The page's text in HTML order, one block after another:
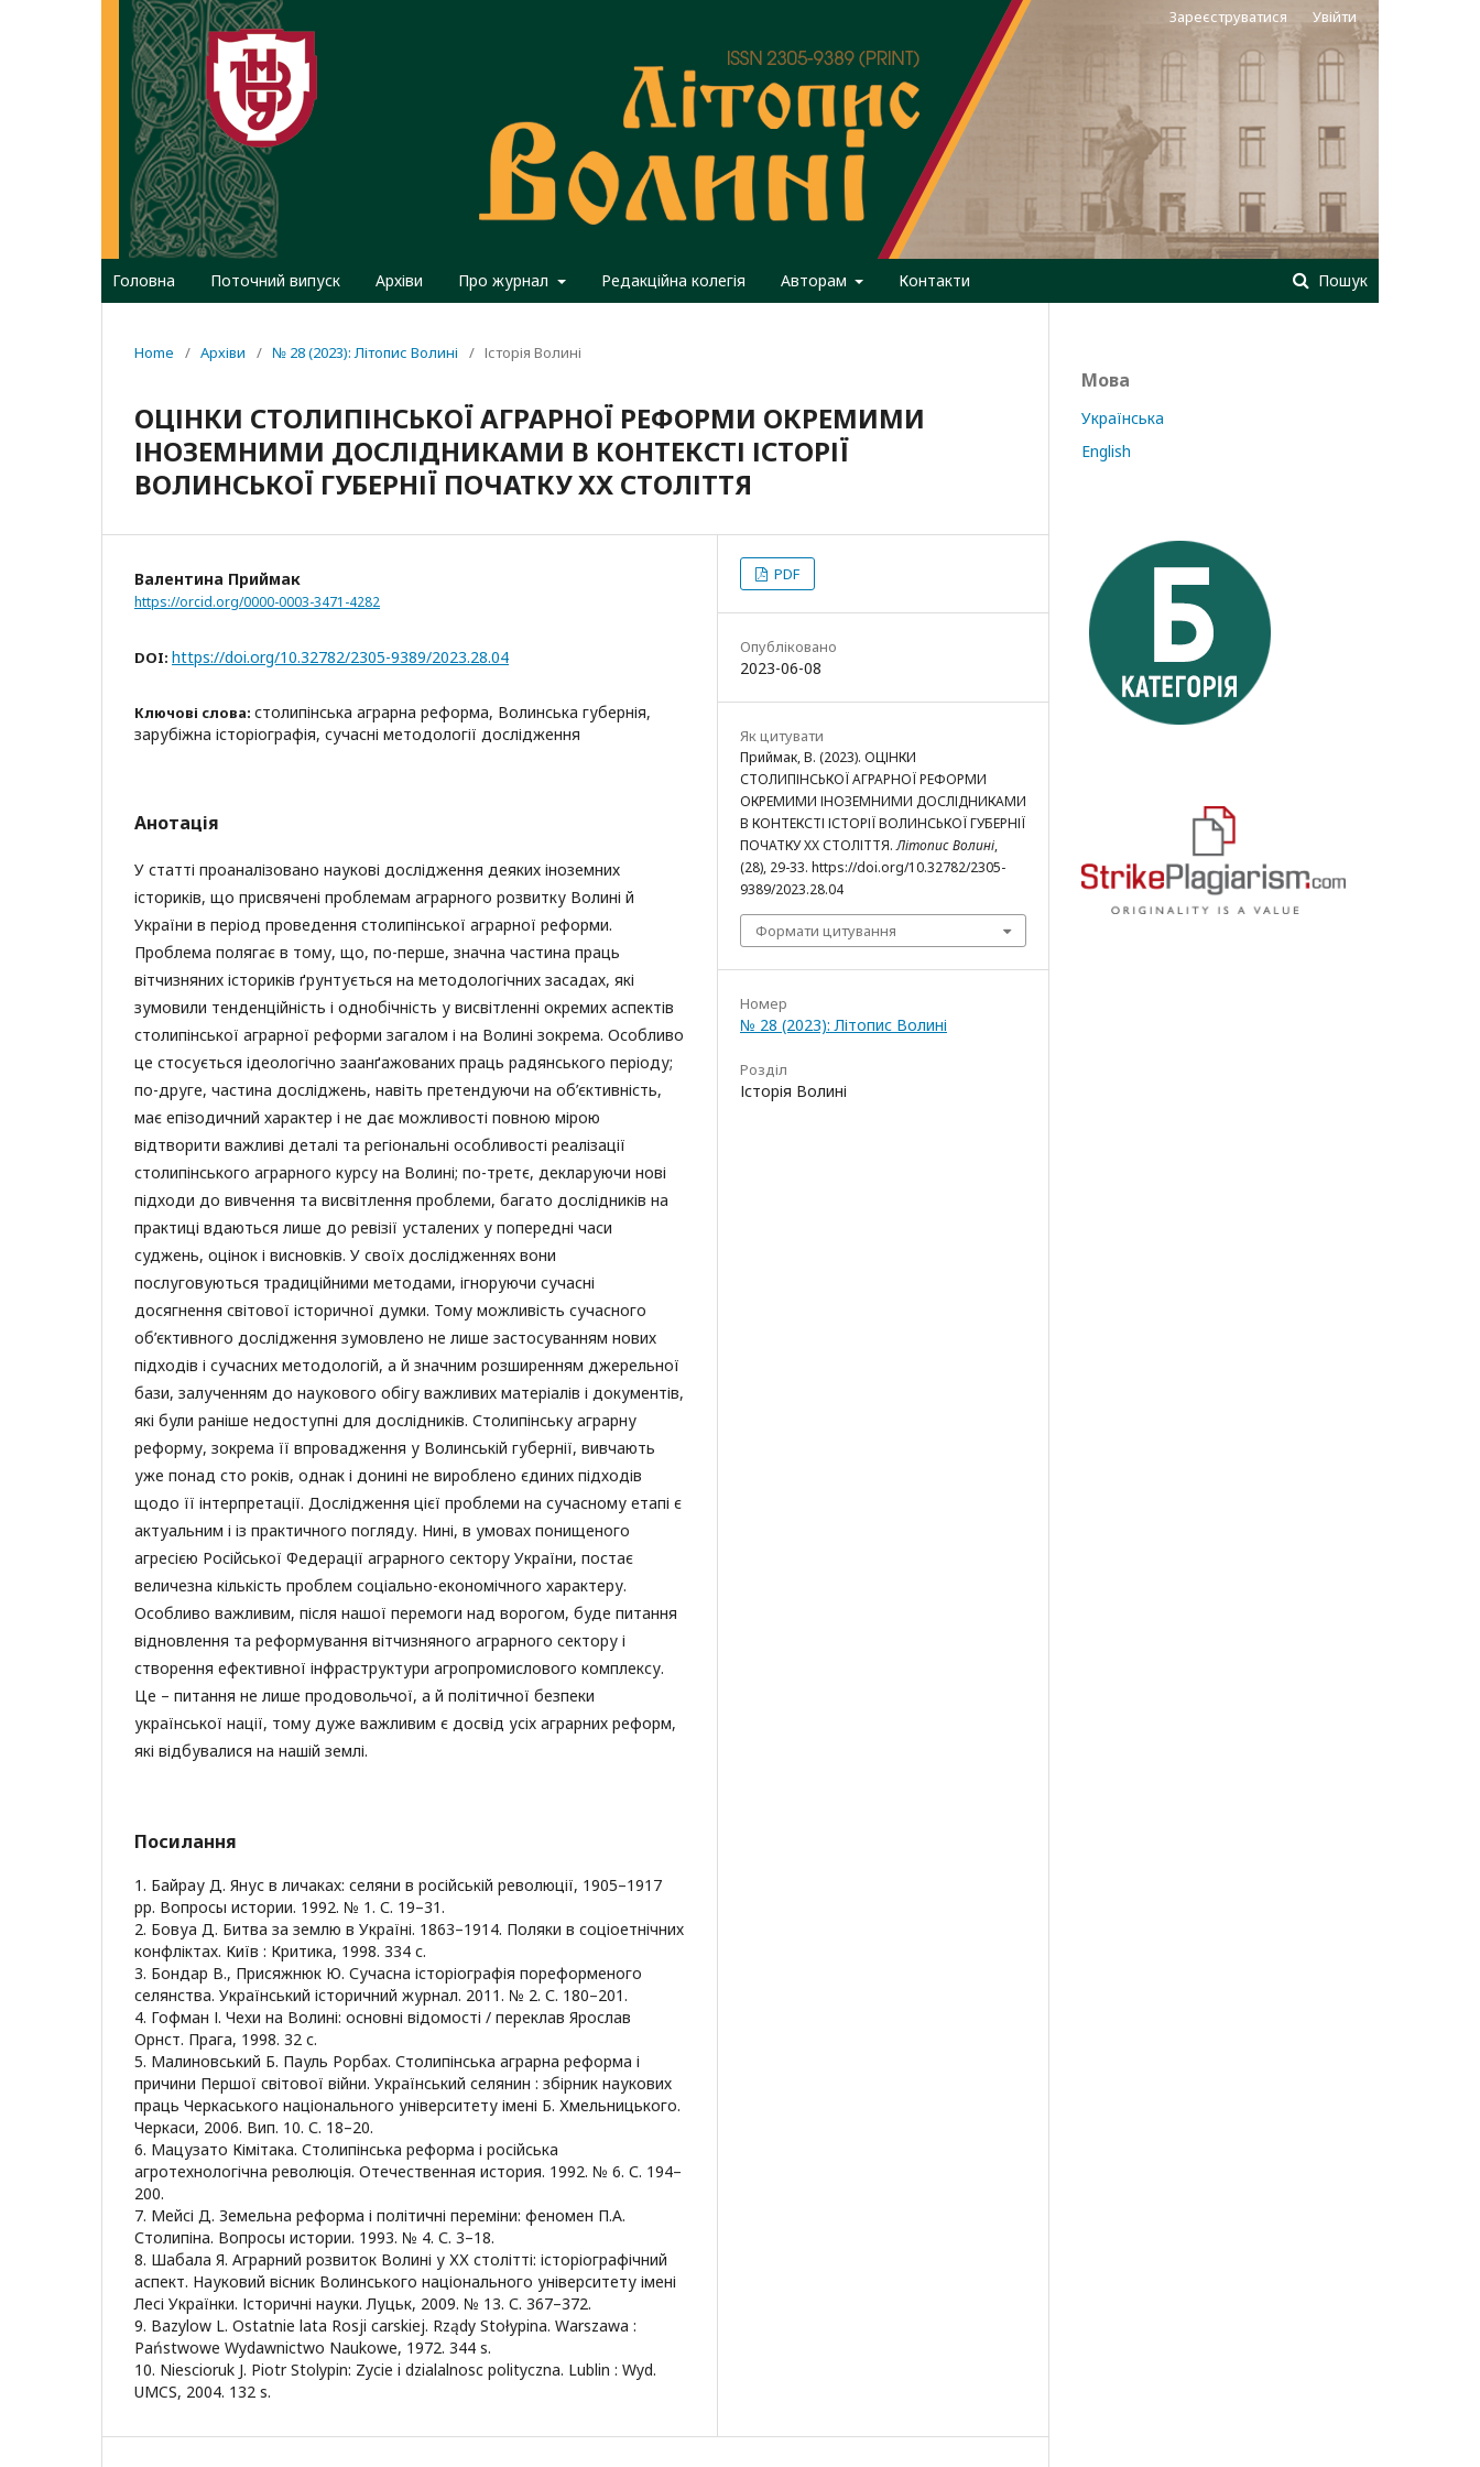
Головна Поточний випуск Архіви Про журнал Редакційна колегія Авторам Контакти Пошук
Зареєструватися Увійти
Home / Архіви / № 28 (2023): Літопис Волині / Історія Волині
ОЦІНКИ СТОЛИПІНСЬКОЇ АГРАРНОЇ РЕФОРМИ ОКРЕМИМИ
ІНОЗЕМНИМИ ДОСЛІДНИКАМИ В КОНТЕКСТІ ІСТОРІЇ
ВОЛИНСЬКОЇ ГУБЕРНІЇ ПОЧАТКУ XX СТОЛІТТЯ
Валентина Приймак
https://orcid.org/0000-0003-3471-4282
DOI: https://doi.org/10.32782/2305-9389/2023.28.04
Ключові слова: столипінська аграрна реформа, Волинська губернія,
зарубіжна історіографія, сучасні методології дослідження
Анотація
У статті проаналізовано наукові дослідження деяких іноземних
істориків, що присвячені проблемам аграрного розвитку Волині й
України в період проведення столипінської аграрної реформи.
Проблема полягає в тому, що, по-перше, значна частина праць
вітчизняних істориків ґрунтується на методологічних засадах, які
зумовили тенденційність і однобічність у висвітленні окремих аспектів
столипінської аграрної реформи загалом і на Волині зокрема. Особливо
це стосується ідеологічно заанґажованих праць радянського періоду;
по-друге, частина досліджень, навіть претендуючи на об’єктивність,
має епізодичний характер і не дає можливості повною мірою
відтворити важливі деталі та регіональні особливості реалізації
столипінського аграрного курсу на Волині; по-третє, декларуючи нові
підходи до вивчення та висвітлення проблеми, багато дослідників на
практиці вдаються лише до ревізії усталених у попередні часи
суджень, оцінок і висновків. У своїх дослідженнях вони
послуговуються традиційними методами, ігноруючи сучасні
досягнення світової історичної думки. Тому можливість сучасного
об’єктивного дослідження зумовлено не лише застосуванням нових
підходів і сучасних методологій, а й значним розширенням джерельної
бази, залученням до наукового обігу важливих матеріалів і документів,
які були раніше недоступні для дослідників. Столипінську аграрну
реформу, зокрема її впровадження у Волинській губернії, вивчають
уже понад сто років, однак і донині не вироблено єдиних підходів
щодо її інтерпретації. Дослідження цієї проблеми на сучасному етапі є
актуальним і із практичного погляду. Нині, в умовах понищеного
агресією Російської Федерації аграрного сектору України, постає
величезна кількість проблем соціально-економічного характеру.
Особливо важливим, після нашої перемоги над ворогом, буде питання
відновлення та реформування вітчизняного аграрного сектору і
створення ефективної інфраструктури агропромислового комплексу.
Це – питання не лише продовольчої, а й політичної безпеки
української нації, тому дуже важливим є досвід усіх аграрних реформ,
які відбувалися на нашій землі.
Посилання
1. Байрау Д. Янус в личаках: селяни в російській революції, 1905–1917
рр. Вопросы истории. 1992. № 1. С. 19–31.
2. Бовуа Д. Битва за землю в Україні. 1863–1914. Поляки в соціоетнічних
конфліктах. Київ : Критика, 1998. 334 с.
3. Бондар В., Присяжнюк Ю. Сучасна історіографія пореформеного
селянства. Український історичний журнал. 2011. № 2. С. 180–201.
4. Гофман І. Чехи на Волині: основні відомості / переклав Ярослав
Орнст. Прага, 1998. 32 с.
5. Малиновський Б. Пауль Рорбах. Столипінська аграрна реформа і
причини Першої світової війни. Український селянин : збірник наукових
праць Черкаського національного університету імені Б. Хмельницького.
Черкаси, 2006. Вип. 10. С. 18–20.
6. Мацузато Кімітака. Столипінська реформа і російська
агротехнологічна революція. Отечественная история. 1992. № 6. С. 194–
200.
7. Мейсі Д. Земельна реформа і політичні переміни: феномен П.А.
Столипіна. Вопросы истории. 1993. № 4. С. 3–18.
8. Шабала Я. Аграрний розвиток Волині у ХХ столітті: історіографічний
аспект. Науковий вісник Волинського національного університету імені
Лесі Українки. Історичні науки. Луцьк, 2009. № 13. С. 367–372.
9. Bazylow L. Ostatnie lata Rosji carskiej. Rządy Stołypina. Warszawa :
Państwowe Wydawnictwo Naukowe, 1972. 344 s.
10. Niescioruk J. Piotr Stolypin: Zycie i dzialalnosc polityczna. Lublin : Wyd.
UMCS, 2004. 132 s.
PDF
Опубліковано
2023-06-08
Як цитувати
Приймак, В. (2023). ОЦІНКИ
СТОЛИПІНСЬКОЇ АГРАРНОЇ РЕФОРМИ
ОКРЕМИМИ ІНОЗЕМНИМИ ДОСЛІДНИКАМИ
В КОНТЕКСТІ ІСТОРІЇ ВОЛИНСЬКОЇ ГУБЕРНІЇ
ПОЧАТКУ XX СТОЛІТТЯ.Літопис Волині,
(28), 29-33. https://doi.org/10.32782/2305-
9389/2023.28.04
Формати цитування
Номер
№ 28 (2023): Літопис Волині
Розділ
Історія Волині
Мова
Українська
English